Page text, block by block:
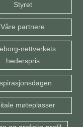
Styret
Våre partnere
nettverkets
hederspris
møteplasser